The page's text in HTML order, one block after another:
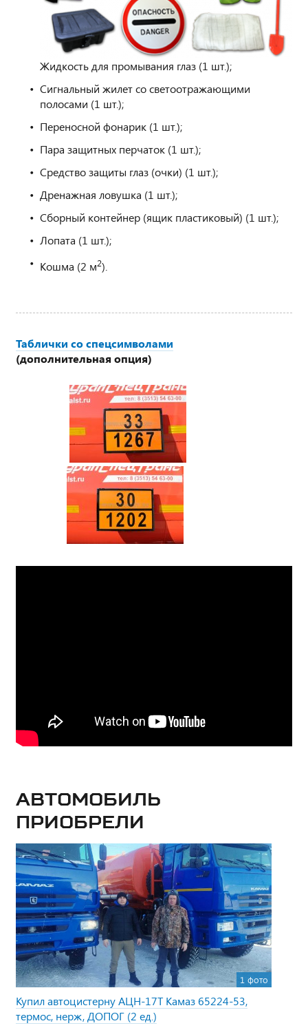
Жидкость для промывания глаз (1 шт.);
Сигнальный жилет со светоотражающими
полосами (1 шт.);
Переносной фонарик (1 шт.);
Пара защитных перчаток (1 шт.);
Средство защиты глаз (очки) (1 шт.);
Дренажная ловушка (1 шт.);
Сборный контейнер (ящик пластиковый) (1 шт.);
Лопата (1 шт.);
Кошма (2 м2).
Таблички со спецсимволами
(дополнительная опция)
Автомобиль
приобрели
1 фото
Купил автоцистерну АЦН-17Т Камаз 65224-53,
термос, нерж, ДОПОГ (2 ед.)